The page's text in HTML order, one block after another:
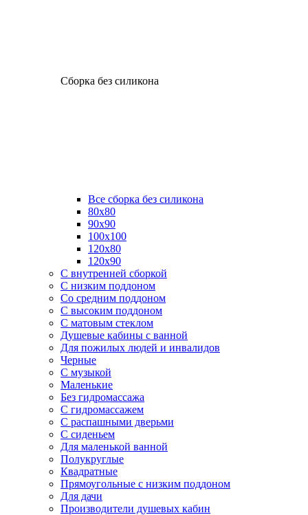
Сборка без силикона
Все сборка без силикона
80х80
90х90
100х100
120х80
120х90
С внутренней сборкой
C низким поддоном
Со средним поддоном
С высоким поддоном
С матовым стеклом
Душевые кабины с ванной
Для пожилых людей и инвалидов
Черные
С музыкой
Маленькие
Без гидромассажа
С гидромассажем
С распашными дверьми
С сиденьем
Для маленькой ванной
Полукруглые
Квадратные
Прямоугольные с низким поддоном
Для дачи
Производители душевых кабин